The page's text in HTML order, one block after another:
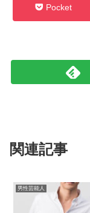
Pocket
関連記事
男性芸能人